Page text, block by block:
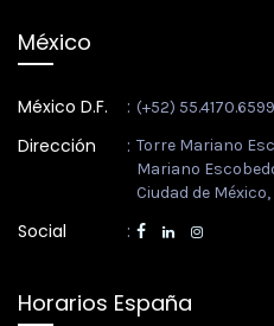
México
México D.F. : (+52) 55.4170.6599
Dirección : Torre Mariano
Mariano
Ciudad de México,
Social :
Horarios España